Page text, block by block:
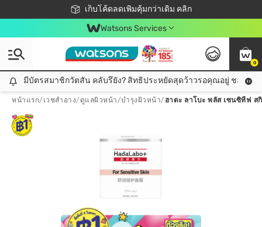
เก็บโค้ดลดเพิ่มคุ้มกว่าเดิม คลิก
ชอปออนไลน์ครั้งแรก ลดเพิ่มจุก ๆ 10%! 🎉
📦ส่งฟรี! เมื่อชอป 499฿
สมาชิกวัตสัน คลับดียังไง?
Watsons Services
0
มีบัตรสมาชิกวัตสัน คลับรึยัง? สิทธิประหยัดสุดว้าวรอคุณอยู่ ชอปคุ้มกว่าเดิม คลิก!
มีบัตรสมาชิกวัตสัน คลับรึยัง? สิทธิประหยัดสุดว้าวรอคุณอยู่ ชอปคุ้มก
หน้าแรก/ เวชสำอาง/ ดูแลผิวหน้า/บำรุงผิวหน้า/ ฮาดะ ลาโบะ พลัส เซนซิทีฟ ส